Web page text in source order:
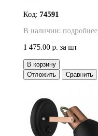
Код: 74591
В наличии: подробнее
1 475.00 р. за шт
В корзину
Отложить
Сравнить